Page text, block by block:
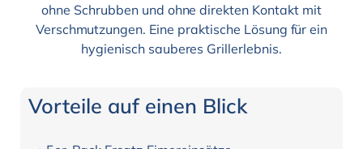
ohne Schrubben und ohne direkten Kontakt mit
Verschmutzungen. Eine praktische Lösung für ein
hygienisch sauberes Grillerlebnis.
Vorteile auf einen Blick